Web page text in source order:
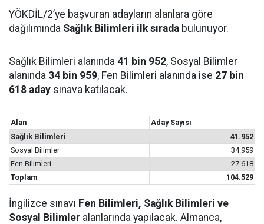
YÖKDİL/2’ye başvuran adayların alanlara göre
dağılımında Sağlık Bilimleri ilk sırada bulunuyor.
Sağlık Bilimleri alanında 41 bin 952, Sosyal Bilimler
alanında 34 bin 959, Fen Bilimleri alanında ise 27 bin
618 aday sınava katılacak.
Alan
Aday Sayısı
Sağlık Bilimleri
41.952
Sosyal Bilimler
34.959
Fen Bilimleri
27.618
Toplam
104.529
İngilizce sınavı Fen Bilimleri, Sağlık Bilimleri ve
Sosyal Bilimler alanlarında yapılacak. Almanca,